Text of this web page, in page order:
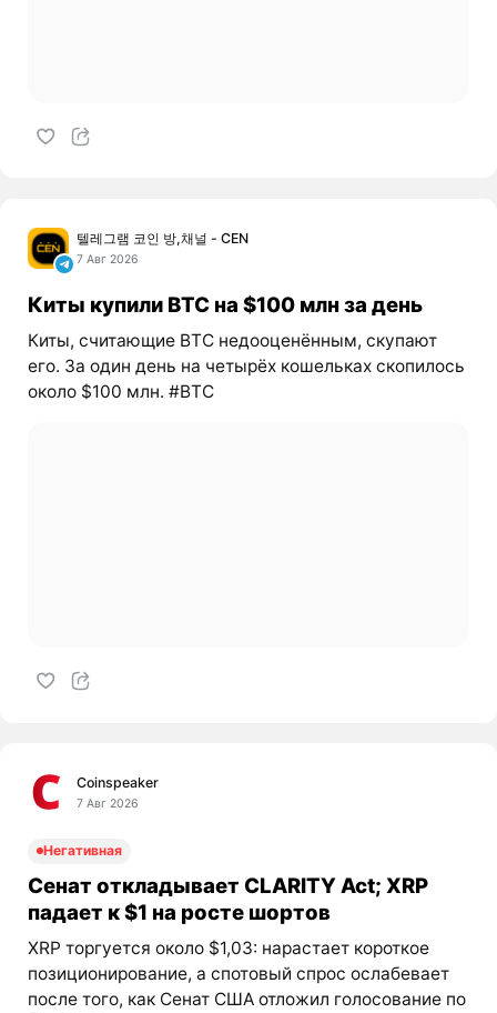
텔레그램 코인 방,채널 - CEN
7 Авг 2026
Киты купили BTC на $100 млн за день
Киты, считающие BTC недооценённым, скупают
его. За один день на четырёх кошельках скопилось
около $100 млн. #BTC
Coinspeaker
7 Авг 2026
Негативная
Сенат откладывает CLARITY Act; XRP
падает к $1 на росте шортов
XRP торгуется около $1,03: нарастает короткое
позиционирование, а спотовый спрос ослабевает
после того, как Сенат США отложил голосование по